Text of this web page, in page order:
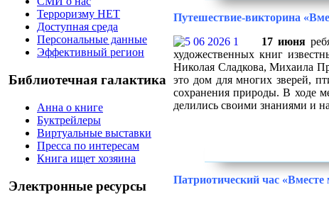
Терроризму НЕТ
Доступная среда
Персональные данные
Эффективный регион
Библиотечная галактика
Анна о книге
Буктрейлеры
Виртуальные выставки
Пресса по интересам
Книга ищет хозяина
Электронные ресурсы
Путешествие-викторина
17 июня
художественных книг
Николая Сладкова, Михаила
это дом для многих зверей,
сохранения природы. В ходе
делились своими знаниями и
Патриотический час